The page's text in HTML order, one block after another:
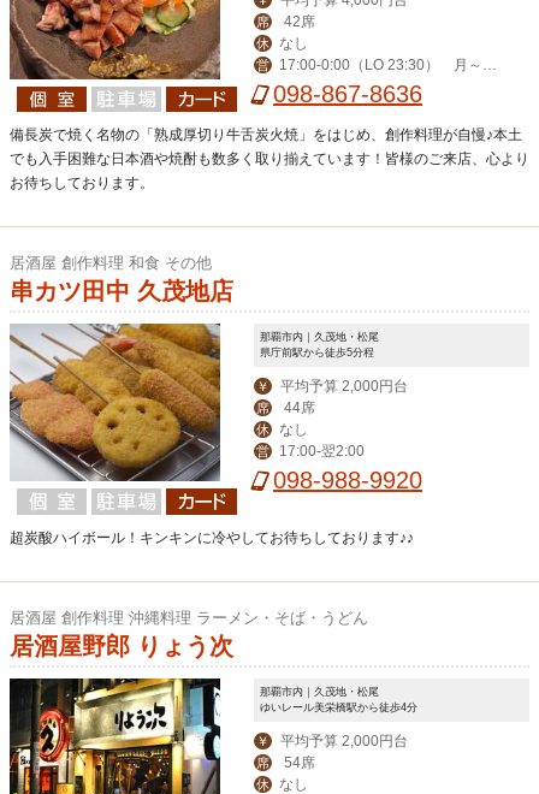
席 42席
休 なし
営
17:00-0:00（LO 23:30） 月～木
ランチ（弁当有）11:30-13:00
098-867-8636
備長炭で焼く名物の「熟成厚切り牛舌炭火焼」をはじめ、創作料理が自慢♪本土
でも入手困難な日本酒や焼酎も数多く取り揃えています！皆様のご来店、心より
お待ちしております。
居酒屋 創作料理 和食 その他
串カツ田中 久茂地店
那覇市内｜久茂地・松尾
県庁前駅から徒歩5分程
￥ 平均予算 2,000円台
席 44席
休 なし
営 17:00-翌2:00
098-988-9920
超炭酸ハイボール！キンキンに冷やしてお待ちしております♪♪
居酒屋 創作料理 沖縄料理 ラーメン・そば・うどん
居酒屋野郎 りょう次
那覇市内｜久茂地・松尾
ゆいレール美栄橋駅から徒歩4分
￥ 平均予算 2,000円台
席 54席
休 なし